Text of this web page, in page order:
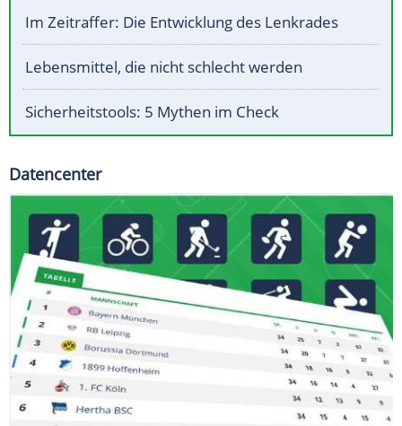
Im Zeitraffer: Die Entwicklung des Lenkrades
Lebensmittel, die nicht schlecht werden
Sicherheitstools: 5 Mythen im Check
Datencenter